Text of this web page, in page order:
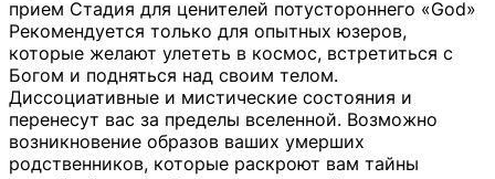
прием Стадия для ценителей потустороннего «God»
Рекомендуется только для опытных юзеров,
которые желают улететь в космос, встретиться с
Богом и подняться над своим телом.
Диссоциативные и мистические состояния и
перенесут вас за пределы вселенной. Возможно
возникновение образов ваших умерших
родственников, которые раскроют вам тайны